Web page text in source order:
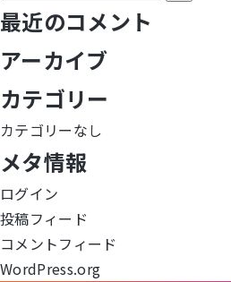
ナ
ビ
ゲ
ー
シ
ョ
ン
索:
最近のコメント
アーカイブ
カテゴリー
カテゴリーなし
メタ情報
ログイン
投稿フィード
コメントフィード
WordPress.org